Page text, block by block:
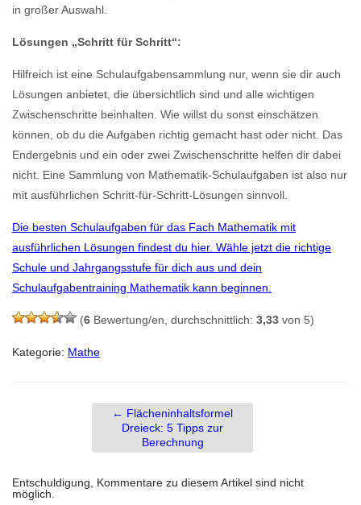
in großer Auswahl.
Lösungen „Schritt für Schritt“:
Hilfreich ist eine Schulaufgabensammlung nur, wenn sie dir auch
Lösungen anbietet, die übersichtlich sind und alle wichtigen
Zwischenschritte beinhalten. Wie willst du sonst einschätzen
können, ob du die Aufgaben richtig gemacht hast oder nicht. Das
Endergebnis und ein oder zwei Zwischenschritte helfen dir dabei
nicht. Eine Sammlung von Mathematik-Schulaufgaben ist also nur
mit ausführlichen Schritt-für-Schritt-Lösungen sinnvoll.
Die besten Schulaufgaben für das Fach Mathematik mit
ausführlichen Lösungen findest du hier. Wähle jetzt die richtige
Schule und Jahrgangsstufe für dich aus und dein
Schulaufgabentraining Mathematik kann beginnen.
(6 Bewertung/en, durchschnittlich: 3,33 von 5)
Kategorie: Mathe
← Flächeninhaltsformel
Dreieck: 5 Tipps zur
Berechnung
Entschuldigung, Kommentare zu diesem Artikel sind nicht
möglich.